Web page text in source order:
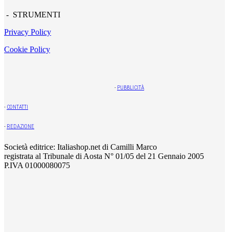
- STRUMENTI
Privacy Policy
Cookie Policy
- PUBBLICITÀ
- CONTATTI
- REDAZIONE
Società editrice: Italiashop.net di Camilli Marco
registrata al Tribunale di Aosta N° 01/05 del 21 Gennaio 2005
P.IVA 01000080075